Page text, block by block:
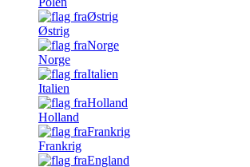
Østrig
Norge
Italien
Holland
Frankrig